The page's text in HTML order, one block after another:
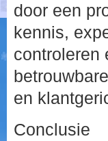
door een
kennis,
controleren
en
Conclusie